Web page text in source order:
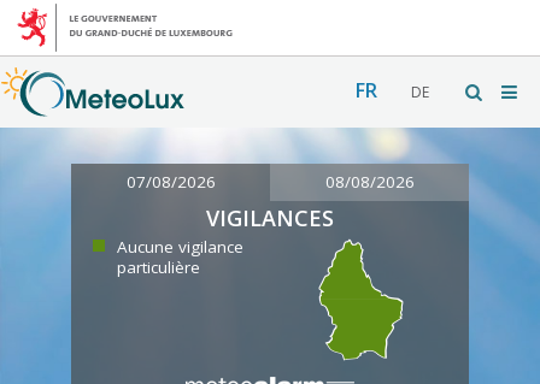
FR DE
07/08/2026 08/08/2026
VIGILANCES
Aucune vigilance
particulière